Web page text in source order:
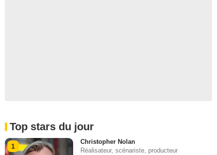
Top stars du jour
1
Christopher Nolan
Réalisateur, scénariste, producteur